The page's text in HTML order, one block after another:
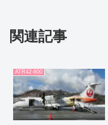
関連記事
ATR42-600